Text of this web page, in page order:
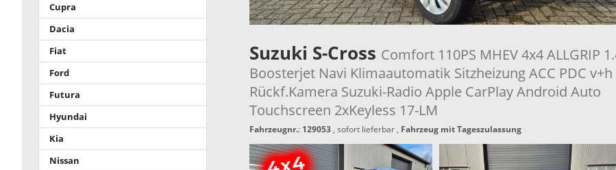
Suzuki S-Cross Comfort 110PS MHEV 4x4 ALLGRIP
Boosterjet Navi Klimaautomatik Sitzheizung ACC PDC v+h
Rückf.Kamera Suzuki-Radio Apple CarPlay Android Auto
Touchscreen 2xKeyless 17-LM
Fahrzeugnr.: 129053, sofort lieferbar, Fahrzeug mit Tageszulassung
Cupra
Dacia
Fiat
Ford
Futura
Hyundai
Kia
Nissan